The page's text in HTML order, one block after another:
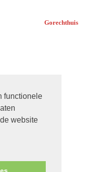
functionele
website
Gorechthuis